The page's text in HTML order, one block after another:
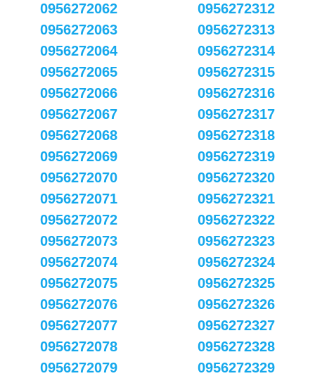
0956272062
0956272063
0956272064
0956272065
0956272066
0956272067
0956272068
0956272069
0956272070
0956272071
0956272072
0956272073
0956272074
0956272075
0956272076
0956272077
0956272078
0956272079
0956272312
0956272313
0956272314
0956272315
0956272316
0956272317
0956272318
0956272319
0956272320
0956272321
0956272322
0956272323
0956272324
0956272325
0956272326
0956272327
0956272328
0956272329